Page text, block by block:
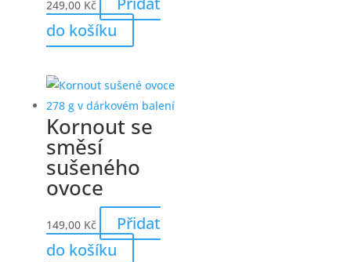
249,00 Kč
do košíku
Kornout se
směsí
sušeného
ovoce
149,00 Kč
Přidat
do košíku